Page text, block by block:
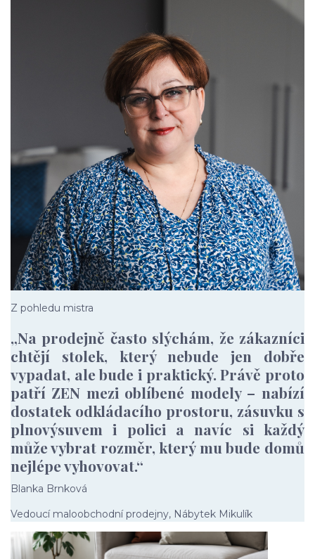
Z pohledu mistra
„Na prodejně často slýchám, že zákazníci
chtějí stolek, který nebude jen dobře
vypadat, ale bude i praktický. Právě proto
patří ZEN mezi oblíbené modely – nabízí
dostatek odkládacího prostoru, zásuvku s
plnovýsuvem i polici a navíc si každý
může vybrat rozměr, který mu bude domů
nejlépe vyhovovat.“
Blanka Brnková
Vedoucí maloobchodní prodejny, Nábytek Mikulík